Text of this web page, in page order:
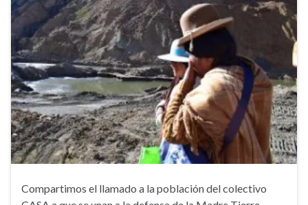
Compartimos el llamado a la población del colectivo